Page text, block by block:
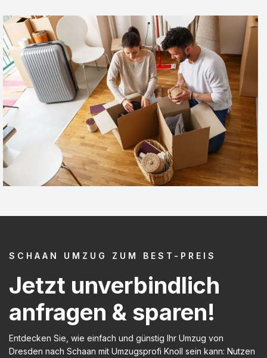
SCHAAN UMZUG ZUM BEST-PREIS
Jetzt unverbindlich
anfragen & sparen!
Entdecken Sie, wie einfach und günstig Ihr Umzug von
Dresden nach Schaan mit Umzugsprofi Knoll sein kann: Nutzen